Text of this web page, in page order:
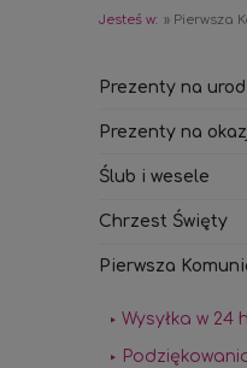
Jesteś w: » Pierwsza
Prezenty na
Prezenty na
Ślub i wesele
Chrzest Święty
Pierwsza
Wysyłka w 24 h